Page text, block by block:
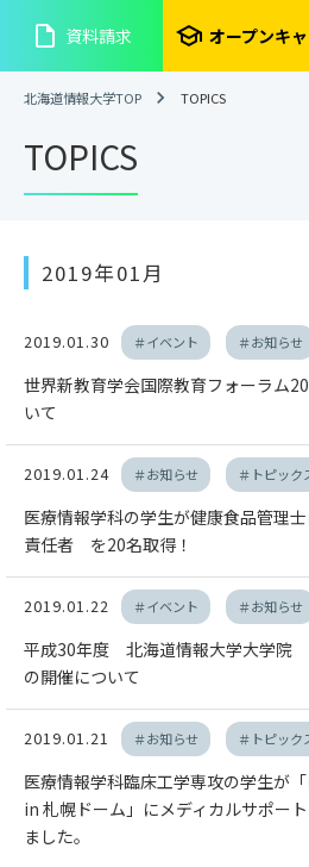
insert_drive_file 資料請求 school オープンキ
北海道情報大学TOP TOPICS
TOPICS
2019年01月
2019.01.30 ＃イベント ＃お知らせ
世界新教育学会国際教育フォーラム
いて
2019.01.24 ＃お知らせ ＃トピック
医療情報学科の学生が健康食品管理
責任者 を20名取得！
2019.01.22 ＃イベント ＃お知らせ
平成30年度 北海道情報大学大学院
の開催について
2019.01.21 ＃お知らせ ＃トピック
医療情報学科臨床工学専攻の学生が
in 札幌ドーム」にメディカルサポー
ました。